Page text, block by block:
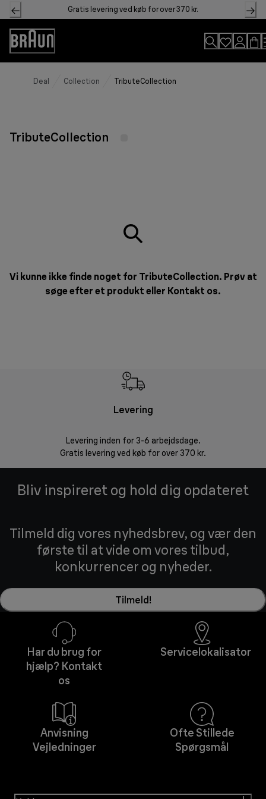
Skip
to
Content
Gratis levering ved køb for over 370 kr.
Accessibility
Statement
Deal Collection TributeCollection
TributeCollection
Vi kunne ikke finde noget for TributeCollection. Prøv at
søge efter et produkt eller Kontakt os.
Levering
Levering inden for 3-6 arbejdsdage.
Gratis levering ved køb for over 370 kr.
Bliv inspireret og hold dig opdateret
Tilmeld dig vores nyhedsbrev, og vær den
første til at vide om vores tilbud,
konkurrencer og nyheder.
Tilmeld!
Har du brug for
hjælp? Kontakt
os
Servicelokalisator
Anvisning
Vejledninger
Ofte Stillede
Spørgsmål